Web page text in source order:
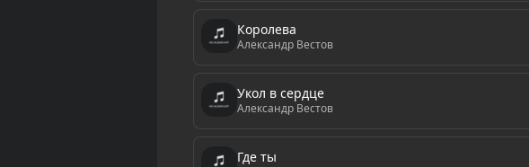
Королева
Александр Вестов
Укол в сердце
Александр Вестов
Где ты